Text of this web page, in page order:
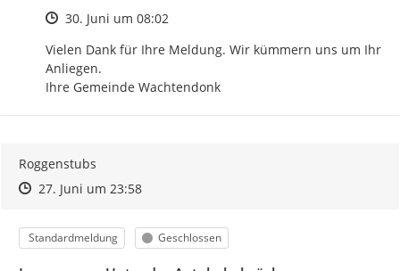
Zeitpunkt des Erstellens
30. Juni um 08:02
Vielen Dank für Ihre Meldung. Wir kümmern uns um Ihr
Anliegen.
Ihre Gemeinde Wachtendonk
Roggenstubs
Zeitpunkt des Erstellens
Zeitpunkt des Erstellens
27. Juni um 23:58Zur Äußerung
Kategorie
Standardmeldung Status
Geschlossen